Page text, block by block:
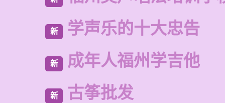
新 学声乐的十大忠告
新 成年人福州学吉他
新 古筝批发